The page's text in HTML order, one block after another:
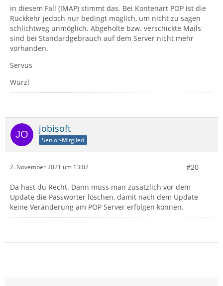
in diesem Fall (IMAP) stimmt das. Bei Kontenart POP ist die
Rückkehr jedoch nur bedingt möglich, um nicht zu sagen
schlichtweg unmöglich. Abgeholte bzw. verschickte Mails
sind bei Standardgebrauch auf dem Server nicht mehr
vorhanden.
Servus
Wurzl
jobisoft
Senior-Mitglied
2. November 2021 um 13:02 #20
Da hast du Recht. Dann muss man zusätzlich vor dem
Update die Passwörter löschen, damit nach dem Update
keine Veränderung am POP Server erfolgen können.